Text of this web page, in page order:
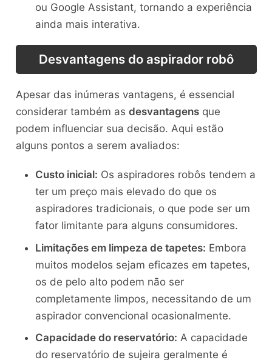
ou Google Assistant, tornando a experiência
ainda mais interativa.
Desvantagens do aspirador robô
Apesar das inúmeras vantagens, é essencial
considerar também as desvantagensque
podem influenciar sua decisão. Aqui estão
alguns pontos a serem avaliados:
Custo inicial: Os aspiradores robôs tendem a
ter um preço mais elevado do que os
aspiradores tradicionais, o que pode ser um
fator limitante para alguns consumidores.
Limitações em limpeza de tapetes: Embora
muitos modelos sejam eficazes em tapetes,
os de pelo alto podem não ser
completamente limpos, necessitando de um
aspirador convencional ocasionalmente.
Capacidade do reservatório: A capacidade
do reservatório de sujeira geralmente é